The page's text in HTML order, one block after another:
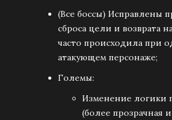
(Все боссы) Исправлены
сброса цели и возврата
часто происходила при
атакующем персонаже;
Големы:
Изменение логики
(более прозрачная